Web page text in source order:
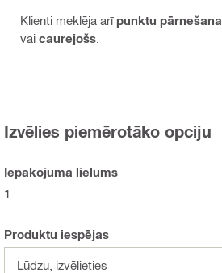
Klienti meklēja arīpunktu pārnešana
vai caurejošs
Izvēlies piemērotāko opciju
Iepakojuma lielums
1
Produktu iespējas
Lūdzu, izvēlieties